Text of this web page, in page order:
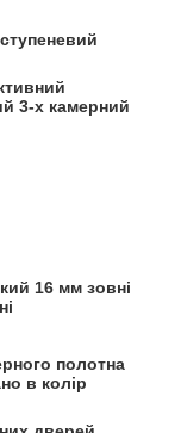
3-х камерний
16 мм зовні
полотна
в колір